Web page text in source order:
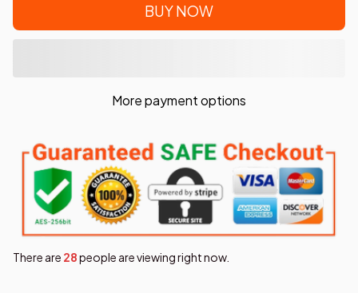
BUY NOW
More payment options
There are 28people are viewing right now.